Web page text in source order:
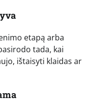
etapą arba
tada, kai
ištaisyti klaidas ar